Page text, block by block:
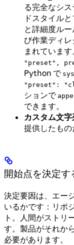
る完全なシ
ドスタイル
と詳細度ル
び作業ディ
まれていま
"preset",
Python で
"preset":
ションで
できます。
カスタム文字
提供したもの
開始点を決定す
決定要因は、エー
いるかです：リポ
ト。人間がストリ
す。製品がそれか
必要があります。